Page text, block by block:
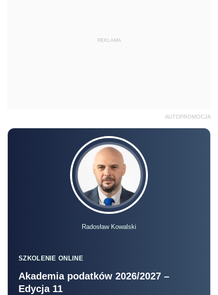
REKLAMA
AUTOPROMOCJA
Radosław Kowalski
SZKOLENIE ONLINE
Akademia podatków 2026/2027 –
Edycja 11